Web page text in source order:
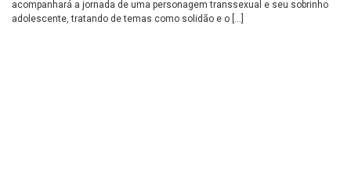
acompanhará a jornada de uma personagem transsexual e seu sobrinho
adolescente, tratando de temas como solidão e o […]